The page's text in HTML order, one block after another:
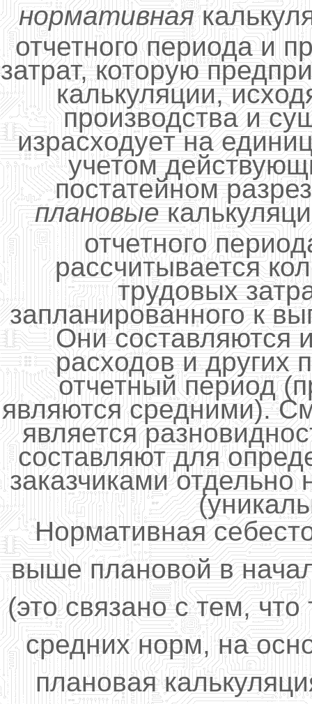
нормативная
отчетного периода и
затрат, которую
калькуляции,
производства и
израсходует на
учетом
постатейном
плановые
отчетного
рассчитывается
трудовых
запланированного к
Они составляются
расходов и других
отчетный период
являются средними).
является
составляют для
заказчиками отдельно
Нормативная
выше плановой в
(это связано с тем,
средних норм, на
плановая